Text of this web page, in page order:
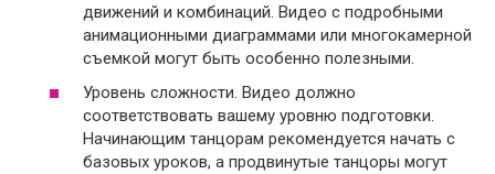
движений и комбинаций. Видео с подробными
анимационными диаграммами или многокамерной
съемкой могут быть особенно полезными.
Уровень сложности. Видео должно
соответствовать вашему уровню подготовки.
Начинающим танцорам рекомендуется начать с
базовых уроков, а продвинутые танцоры могут